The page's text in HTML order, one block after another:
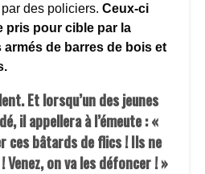
des policiers. Ceux-ci
pris pour cible par la
de barres de bois et
Et lorsqu’un des jeunes
il appellera à l’émeute : «
ces bâtards de flics ! Ils ne
on va les défoncer ! »